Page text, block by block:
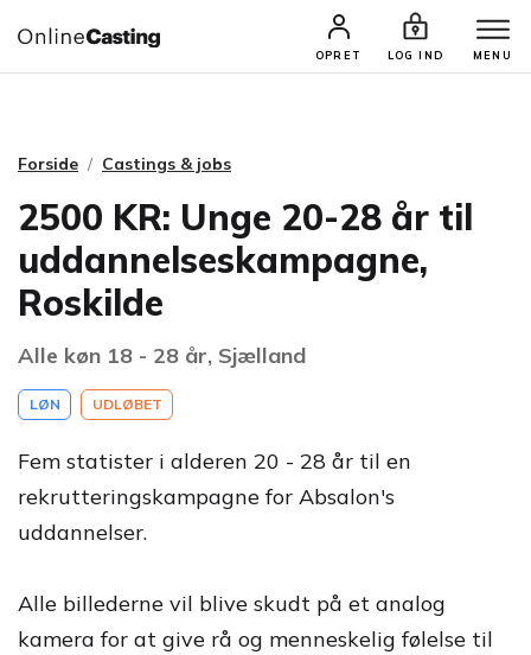
OPRET LOG IND MENU
CASTINGS & JOBS SØG PROFIL
Forside Castings & jobs
2500 KR: Unge 20-28 år til
uddannelseskampagne,
Roskilde
Alle køn 18 - 28 år, Sjælland
LØN UDLØBET
Fem statister i alderen 20 - 28 år til en
rekrutteringskampagne for Absalon's
uddannelser.
Alle billederne vil blive skudt på et analog
kamera for at give rå og menneskelig følelse til